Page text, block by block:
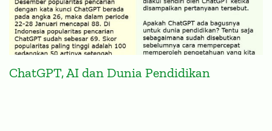
ChatGPT, AI dan Dunia Pendidikan